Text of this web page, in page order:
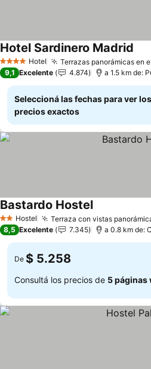
4 EstrellasHotel Terrazas panorámicas en
Hotel Sardinero Madrid
9,1 Excelente 4.874 a 1.5 km de:
Seleccioná las fechas para ver los
precios exactos
2 Estrellas
Hostel Terraza con vistas
Bastardo Hostel
8,5 Excelente 7.345 a 0.8 km de:
De $ 5.258
Consultá los precios de 5 páginas